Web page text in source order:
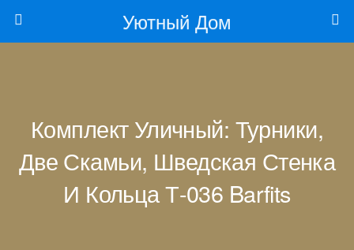
Уютный Дом
Комплект Уличный: Турники,
Две Скамьи, Шведская Стенка
И Кольца Т-036 Barfits